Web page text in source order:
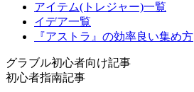
アイテム(トレジャー)一覧
イデア一覧
『アストラ』の効率良い集め方
グラブル初心者向け記事
初心者指南記事